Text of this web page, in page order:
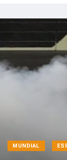
MUNDIAL